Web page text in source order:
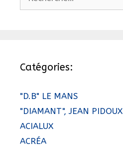
Catégories:
"D.B" LE MANS
"DIAMANT", JEAN PIDOUX
ACIALUX
ACRÉA